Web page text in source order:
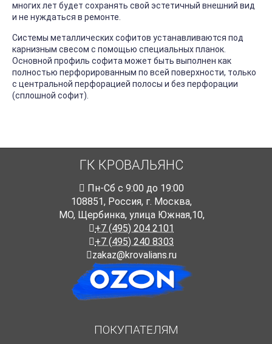
многих лет будет сохранять свой эстетичный внешний вид
и не нуждаться в ремонте.
Системы металлических софитов устанавливаются под
карнизным свесом с помощью специальных планок.
Основной профиль софита может быть выполнен как
полностью перфорированным по всей поверхности, только
с центральной перфорацией полосы и без перфорации
(сплошной софит).
ГК КРОВАЛЬЯНС
Пн-Cб с 9:00 до 19:00
108851, Россия, г. Москва,
МО, Щербинка, улица Южная,10,
+7 (495) 204 2101
+7 (495) 240 8303
zakaz@krovalians.ru
ПОКУПАТЕЛЯМ